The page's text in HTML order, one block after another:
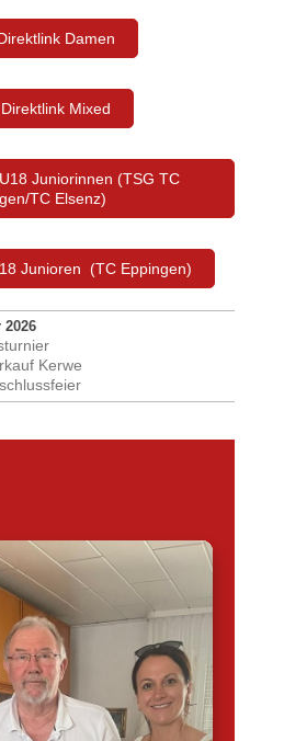
Damen
Mixed
Juniorinnen (TSG TC
TC Elsenz)
Junioren (TC Eppingen)
Kerwe